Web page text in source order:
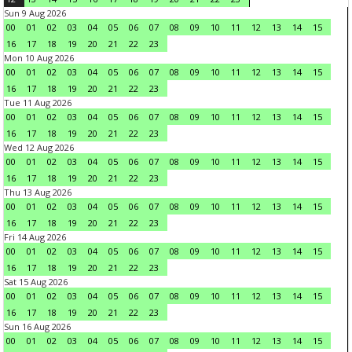
Sun 9 Aug 2026
00
01 02 03 04 05 06 07 08 09 10 11 12 13 14
15
16
17 18 19 20 21 22
23
Mon 10 Aug 2026
00
01 02 03 04 05 06 07 08 09 10 11 12 13 14
15
16
17 18 19 20 21 22
23
Tue 11 Aug 2026
00
01 02 03 04 05 06 07 08 09 10 11 12 13 14
15
16
17 18 19 20 21 22
23
Wed 12 Aug 2026
00
01 02 03 04 05 06 07 08 09 10 11 12 13 14
15
16
17 18 19 20 21 22
23
Thu 13 Aug 2026
00
01 02 03 04 05 06 07 08 09 10 11 12 13 14
15
16
17 18 19 20 21 22
23
Fri 14 Aug 2026
00
01 02 03 04 05 06 07 08 09 10 11 12 13 14
15
16
17 18 19 20 21 22
23
Sat 15 Aug 2026
00
01 02 03 04 05 06 07 08 09 10 11 12 13 14
15
16
17 18 19 20 21 22
23
Sun 16 Aug 2026
00
01 02 03 04 05 06 07 08 09 10 11 12 13 14
15